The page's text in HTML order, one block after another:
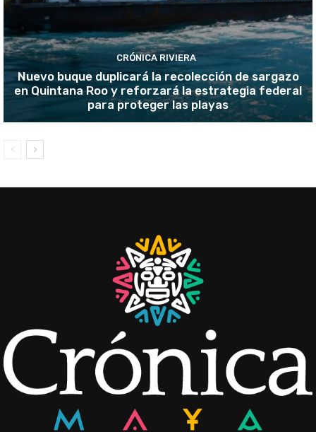
CRÓNICA RIVIERA
Nuevo buque duplicará la recolección de sargazo
en Quintana Roo y reforzará la estrategia federal
para proteger las playas